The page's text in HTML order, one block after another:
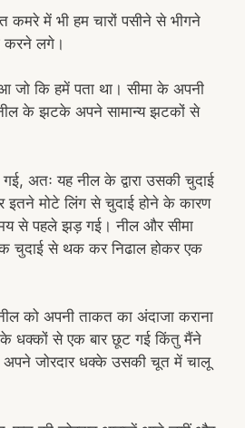
कमरे में भी हम चारों पसीने से भीगने
करने लगे।
जो कि हमें पता था। सीमा के अपनी
के झटके अपने सामान्य झटकों से
अतः यह नील के द्वारा उसकी चुदाई
मोटे लिंग से चुदाई होने के कारण
से पहले झड़ गई। नील और सीमा
चुदाई से थक कर निढाल होकर एक
को अपनी ताकत का अंदाजा कराना
के धक्कों से एक बार छूट गई किंतु मैंने
जोरदार धक्के उसकी चूत में चालू